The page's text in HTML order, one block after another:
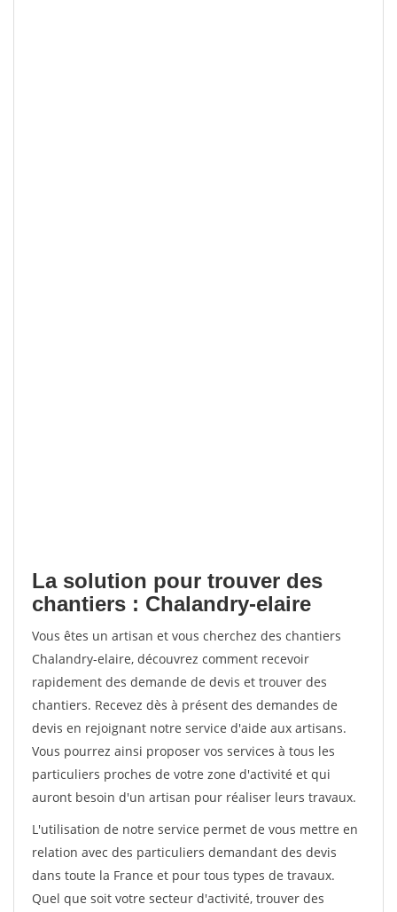
La solution pour trouver des
chantiers : Chalandry-elaire
Vous êtes un artisan et vous cherchez des chantiers
Chalandry-elaire, découvrez comment recevoir
rapidement des demande de devis et trouver des
chantiers. Recevez dès à présent des demandes de
devis en rejoignant notre service d'aide aux artisans.
Vous pourrez ainsi proposer vos services à tous les
particuliers proches de votre zone d'activité et qui
auront besoin d'un artisan pour réaliser leurs travaux.
L'utilisation de notre service permet de vous mettre en
relation avec des particuliers demandant des devis
dans toute la France et pour tous types de travaux.
Quel que soit votre secteur d'activité, trouver des